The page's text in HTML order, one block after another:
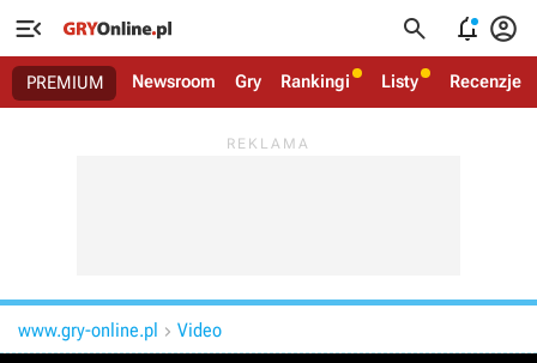
   
PREMIUM Newsroom Gry Rankingi Listy Recenzje
www.gry-online.pl  Video